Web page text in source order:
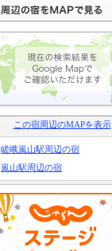
この宿周辺のMAPを表示
嵯峨嵐山駅周辺の宿
嵐山駅周辺の宿